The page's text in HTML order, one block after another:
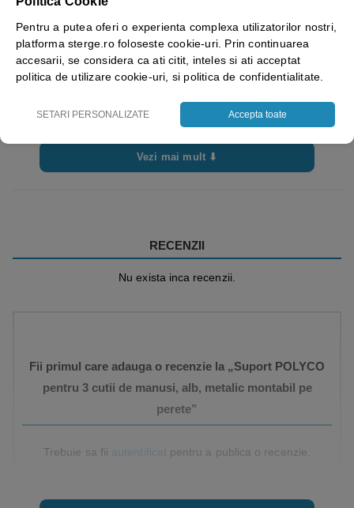
activitate
Automotiv, Autoritați regionale / publice
(întreținere; spații deschise; colectarea
deșeurilor.), Bricolaj, Construcții – lucrări de
finisare, Construcții mecanice (industria auto;
industria spațială; vehicule de transport),
Industria alimentară, Industria chimică si
farmaceutică, Întreținere, Cabinete medicale,
veterinare si cosmetice
Vezi mai mult ⬇
RECENZII
Nu exista inca recenzii.
Fii primul care adauga o recenzie la „Suport POLYCO
pentru 3 cutii de manusi, alb, metalic montabil pe
perete”
Trebuie sa fii autentificat pentru a publica o recenzie.
Pentru a putea oferi o experienta complexa utilizatorilor nostri,
platforma sterge.ro foloseste cookie-uri. Prin continuarea
accesarii, se considera ca ati citit, inteles si ati acceptat
politica de utilizare cookie-uri, si politica de confidentialitate.
SETARI PERSONALIZATE Accepta toate